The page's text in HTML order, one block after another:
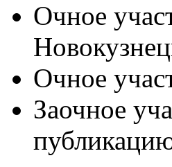
Очное
Очное
Заочное